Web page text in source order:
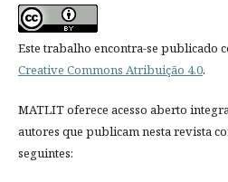
Este trabalho encontra-se publicado
Creative Commons Atribuição 4.0.
MATLIT oferece acesso aberto
autores que publicam nesta revista
seguintes: